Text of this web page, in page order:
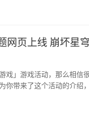
网页上线 崩坏星
戏」游戏活动，那么相信
你带来了这个活动的介绍